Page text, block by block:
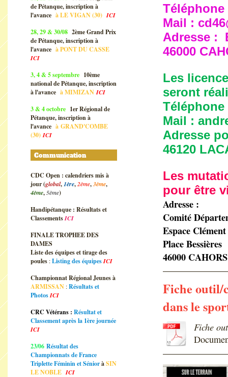
de Pétanque, inscription à
l'avance àLE VIGAN (30) ICI
28, 29 & 30/08 2ème Grand Prix
de Pétanque, inscription à
l'avance àPONT DU CASSE
ICI
3, 4 & 5 septembre 10ème
national de Pétanque, inscription
à l'avance àMIMIZAN ICI
3 & 4 octobre 1er Régional de
Pétanque, inscription à
l'avance à GRAND'COMBE
(30) ICI
Communication
CDC Open : calendriers mis à
jour (global,1ère,2ème,3ème,
4ème,5ème)
Handipétanque : Résultats et
ClassementsICI
FINALE TROPHEE DES
DAMES
Liste des équipes et tirage des
poules :Listing des équipesICI
Championnat Régional Jeunes à
ARMISSAN :Résultats et
PhotosICI
CRC Vétérans : Résultat et
Classement après la 1ère journée
ICI
23/06 Résultat des
Championnats de France
Triplette Féminin et SénioràSIN
LE NOBLEICI
Téléphone
Mail :
Adresse :
46000
Les
seront
Téléphone
Mail :
Adresse
46120
Les
pour être
Adresse :
Comité
Espace
Place Bessières
46000 CAHORS
Fiche outil/
dans le
Fiche